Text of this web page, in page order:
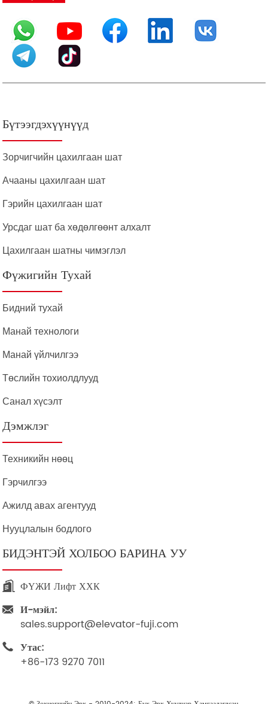
Бүтээгдэхүүнүүд
Зорчигчийн цахилгаан шат
Ачааны цахилгаан шат
Гэрийн цахилгаан шат
Урсдаг шат ба хөдөлгөөнт алхалт
Цахилгаан шатны чимэглэл
Фүжигийн Тухай
Бидний тухай
Манай технологи
Манай үйлчилгээ
Төслийн тохиолдлууд
Санал хүсэлт
Дэмжлэг
Техникийн нөөц
Гэрчилгээ
Ажилд авах агентууд
Нууцлалын бодлого
БИДЭНТЭЙ ХОЛБОО БАРИНА УУ
ФҮЖИ Лифт ХХК
И-мэйл:
sales.support@elevator-fuji.com
Утас:
+86-173 9270 7011